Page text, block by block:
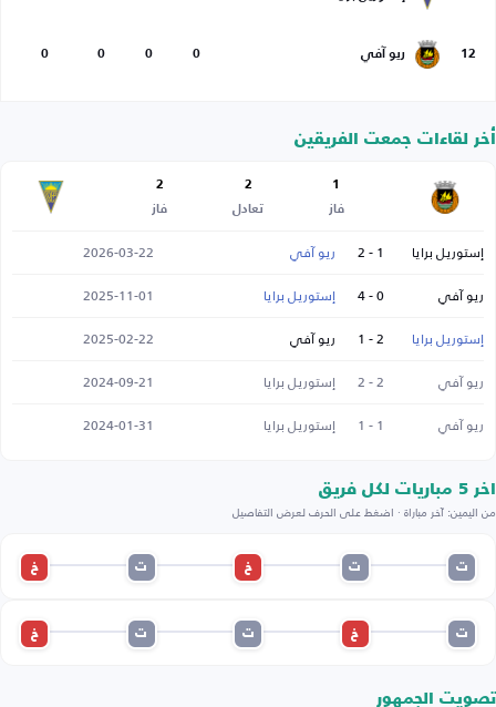
12 ريو آفي 0
0
0
0
أخر لقاءات جمعت الفريقين
1
فاز
2
تعادل
2
فاز
إستوريل برايا 1 - 2 ريو آفي
2026-03-22
ريو آفي
0 - 4 إستوريل برايا
2025-11-01
إستوريل برايا
2 - 1 ريو آفي
2025-02-22
ريو آفي
2 - 2 إستوريل برايا
2024-09-21
ريو آفي
1 - 1 إستوريل برايا 2024-01-31
اخر 5 مباريات لكل فريق
من اليمين: آخر مباراة · اضغط على الحرف لعرض التفاصيل
ت ت خ ت خ
ت خ ت ت خ
تصويت الجمهور